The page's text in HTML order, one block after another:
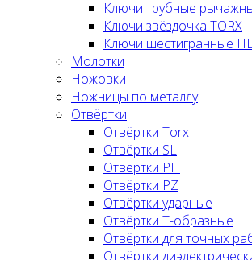
Ключи трубные
Ключи звёздочка TORX
Ключи шестигранные
Молотки
Ножовки
Ножницы по металлу
Отвёртки
Отвёртки Torx
Отвёртки SL
Отвёртки PH
Отвёртки PZ
Отвёртки ударные
Отвёртки Т-образные
Отвёртки для точных
Отвёртки